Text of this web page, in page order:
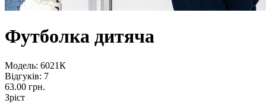
Футболка дитяча
Модель: 6021К
Відгуків: 7
63.00 грн.
Зріст